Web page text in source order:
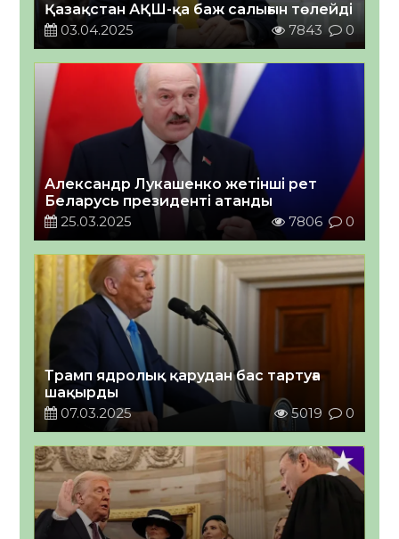
Қазақстан АҚШ-қа баж салығын төлейді
03.04.2025
7843 0
Александр Лукашенко жетінші рет
Беларусь президенті атанды
25.03.2025
7806 0
Трамп ядролық қарудан бас тартуға
шақырды
07.03.2025
5019 0